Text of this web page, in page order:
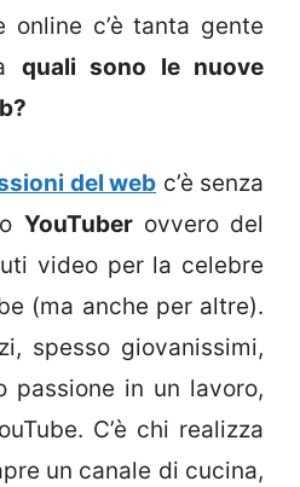
online c’è tanta gente
quali sono le nuove
del web c’è senza
YouTuberovvero del
video per la celebre
(ma anche per altre).
spesso giovanissimi,
passione in un lavoro,
C’è chi realizza
un canale di cucina,